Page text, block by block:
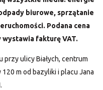
biurowe, sprzątanie
Podana cena
fakturę VAT.
ulicy Białych, centrum
m od bazyliki i placu Jana